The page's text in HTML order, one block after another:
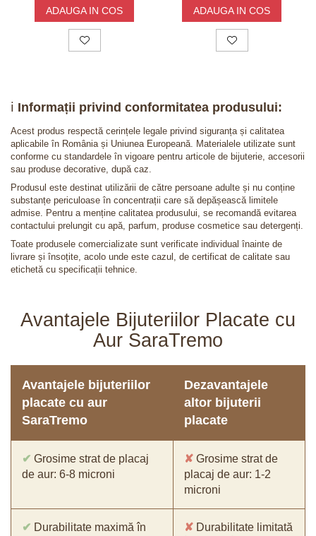
ADAUGA IN COS ADAUGA IN COS
ℹ️ Informații privind conformitatea produsului:
Acest produs respectă cerințele legale privind siguranța și calitatea
aplicabile în România și Uniunea Europeană. Materialele utilizate sunt
conforme cu standardele în vigoare pentru articole de bijuterie, accesorii
sau produse decorative, după caz.
Produsul este destinat utilizării de către persoane adulte și nu conține
substanțe periculoase în concentrații care să depășească limitele
admise. Pentru a menține calitatea produsului, se recomandă evitarea
contactului prelungit cu apă, parfum, produse cosmetice sau detergenți.
Toate produsele comercializate sunt verificate individual înainte de
livrare și însoțite, acolo unde este cazul, de certificat de calitate sau
etichetă cu specificații tehnice.
Avantajele Bijuteriilor Placate cu
Aur SaraTremo
Avantajele bijuteriilor
placate cu aur
SaraTremo
Dezavantajele
altor bijuterii
placate
✔ Grosime strat de placaj
de aur: 6-8 microni
✘ Grosime strat de
placaj de aur: 1-2
microni
✔ Durabilitate maximă în
✘ Durabilitate limitată